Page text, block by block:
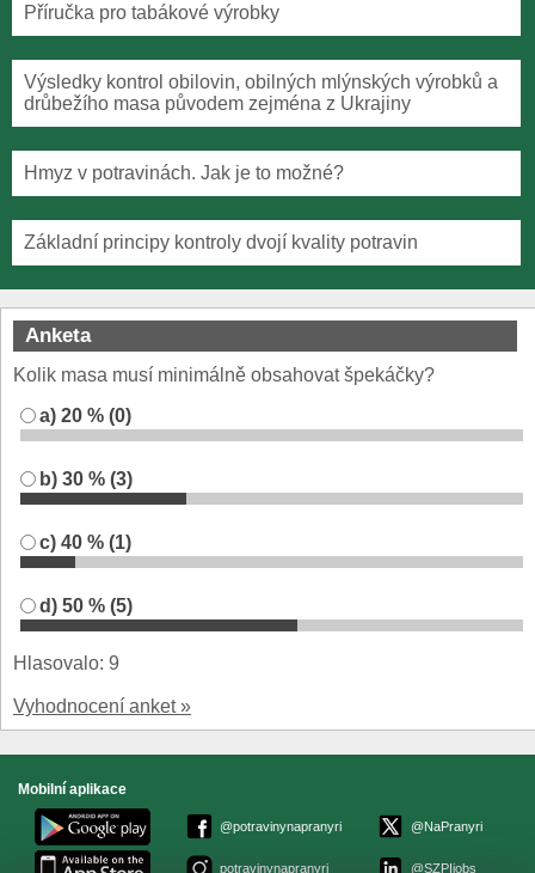
Příručka pro tabákové výrobky
Výsledky kontrol obilovin, obilných mlýnských výrobků a
drůbežího masa původem zejména z Ukrajiny
Hmyz v potravinách. Jak je to možné?
Základní principy kontroly dvojí kvality potravin
Anketa
Kolik masa musí minimálně obsahovat špekáčky?
a) 20 % (0)
b) 30 % (3)
c) 40 % (1)
d) 50 % (5)
Hlasovalo: 9
Vyhodnocení anket »
Mobilní aplikace
@potravinynapranyri
potravinynapranyri
@NaPranyri
@SZPIjobs